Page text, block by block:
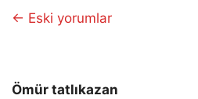
Yorum
← Eski yorumlar
Ömür tatlıkazan